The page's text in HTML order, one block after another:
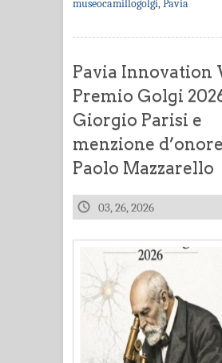
museocamillogolgi,Pavia
Pavia Innovation
Premio Golgi
Giorgio Parisi e
menzione
Paolo Mazzarello
03, 26, 2026